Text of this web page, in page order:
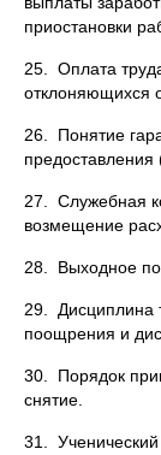
приостановки
25. Оплата
отклоняющихся
26. Понятие
предоставления
27. Служебная
возмещение
28. Выходное
29. Дисциплина
поощрения и
30. Порядок
снятие.
31.